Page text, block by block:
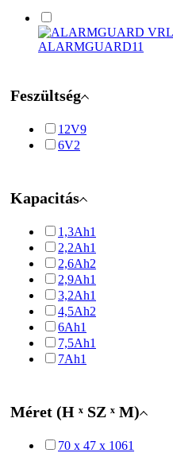
ALARMGUARD11
Feszültség
12V9
6V2
Kapacitás
1,3Ah1
2,2Ah1
2,6Ah2
2,9Ah1
3,2Ah1
4,5Ah2
6Ah1
7,5Ah1
7Ah1
Méret (H ˣ SZ ˣ M)
70 x 47 x 1061